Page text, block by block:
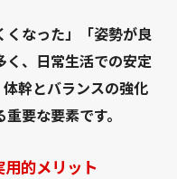
くなった」「姿勢が良
く、日常生活での安定
幹とバランスの強化
要な要素です。
的メリット